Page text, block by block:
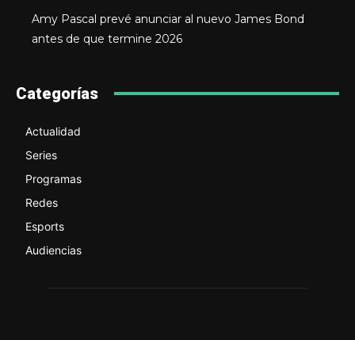
Amy Pascal prevé anunciar al nuevo James Bond
antes de que termine 2026
Categorías
Actualidad
Series
Programas
Redes
Esports
Audiencias